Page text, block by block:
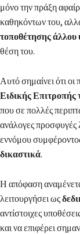
μόνο την πράξη
καθηκόντων του,
τοποθέτησης
θέση του.
Αυτό σημαίνει ότι οι
Ειδικής Επιτροπής
που σε πολλές
ανάλογες προσφυγές
εννόμου
δικαστικά.
Η απόφαση
λειτουργήσει ως
αντίστοιχες
και να επιφέρει